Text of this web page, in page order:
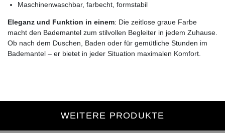
Maschinenwaschbar, farbecht, formstabil
Eleganz und Funktion in einem: Die zeitlose graue Farbe
macht den Bademantel zum stilvollen Begleiter in jedem Zuhause.
Ob nach dem Duschen, Baden oder für gemütliche Stunden im
Bademantel – er bietet in jeder Situation maximalen Komfort.
WEITERE PRODUKTE